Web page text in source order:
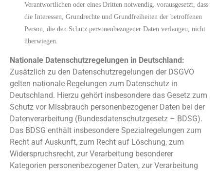
Verantwortlichen oder eines Dritten notwendig, vorausgesetzt, dass
die Interessen, Grundrechte und Grundfreiheiten der betroffenen
Person, die den Schutz personenbezogener Daten verlangen, nicht
überwiegen.
Nationale Datenschutzregelungen in Deutschland:
Zusätzlich zu den Datenschutzregelungen der DSGVO
gelten nationale Regelungen zum Datenschutz in
Deutschland. Hierzu gehört insbesondere das Gesetz zum
Schutz vor Missbrauch personenbezogener Daten bei der
Datenverarbeitung (Bundesdatenschutzgesetz – BDSG).
Das BDSG enthält insbesondere Spezialregelungen zum
Recht auf Auskunft, zum Recht auf Löschung, zum
Widerspruchsrecht, zur Verarbeitung besonderer
Kategorien personenbezogener Daten, zur Verarbeitung